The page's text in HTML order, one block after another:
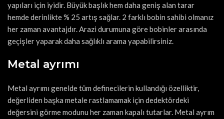
yapıları için iyidir. Büyük başlık hem daha geniş alan tarar
hemde derinlikte % 25 artış sağlar. 2 farklı bobin sahibi olmanız
her zaman avantajdır. Arazi durumuna göre bobinler arasında
geçişler yaparak daha sağlıklı arama yapabilirsiniz.
Metal ayrımı
Metal ayrımı genelde tüm definecilerin kullandığı özelliktir,
değerliden başka metale rastlamamak için dedektördeki
değersini görme modunu her zaman kapalı tutarlar. Metal ayrım